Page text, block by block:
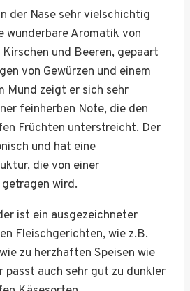
der Nase sehr vielschichtig
wunderbare Aromatik von
und Beeren, gepaart
von Gewürzen und einem
Mund zeigt er sich sehr
feinherben Note, die den
Früchten unterstreicht. Der
und hat eine
die von einer
wird.
ist ein ausgezeichneter
Fleischgerichten, wie z.B.
zu herzhaften Speisen wie
passt auch sehr gut zu dunkler